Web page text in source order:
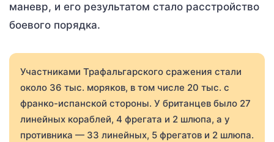
маневр, и его результатом стало расстройство
боевого порядка.
Участниками Трафальгарского сражения стали
около 36 тыс. моряков, в том числе 20 тыс. с
франко-испанской стороны. У британцев было 27
линейных кораблей, 4 фрегата и 2 шлюпа, а у
противника — 33 линейных, 5 фрегатов и 2 шлюпа.